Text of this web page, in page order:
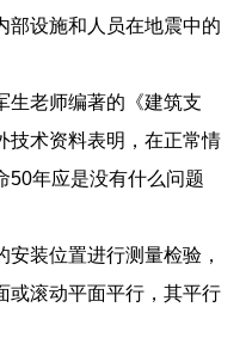
部设施和人员在地震中的
生老师编著的《建筑支
技术资料表明，在正常情
50年应是没有什么问题
装位置进行测量检验，
或滚动平面平行，其平行